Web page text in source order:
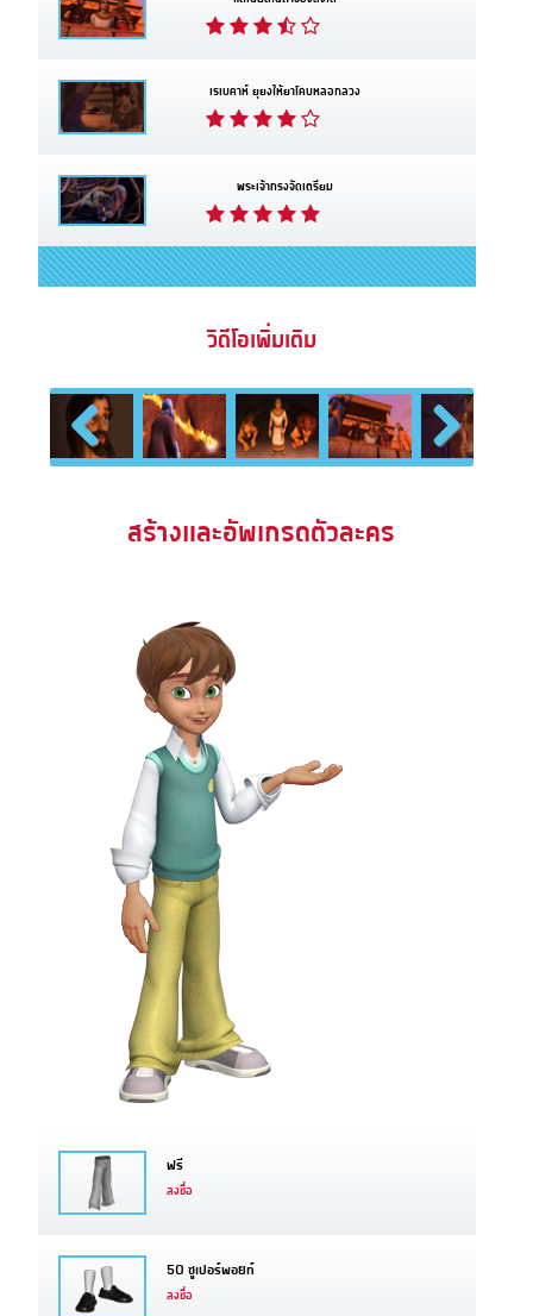
เรเบคาห์ ยุยงให้ยาโคบหลอกลวง
พระเจ้าทรงจัดเตรียม
วิดีโอเพิ่มเติม
Previous Next
สร้างและอัพเกรดตัวละคร
ฟรี
ลงชื่อ
50 ซูเปอร์พอยท์
ลงชื่อ